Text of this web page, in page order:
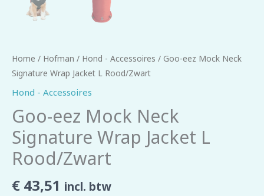
Home / Hofman / Hond - Accessoires / Goo-eez Mock Neck
Signature Wrap Jacket L Rood/Zwart
Hond - Accessoires
Goo-eez Mock Neck
Signature Wrap Jacket L
Rood/Zwart
€ 43,51 incl. btw